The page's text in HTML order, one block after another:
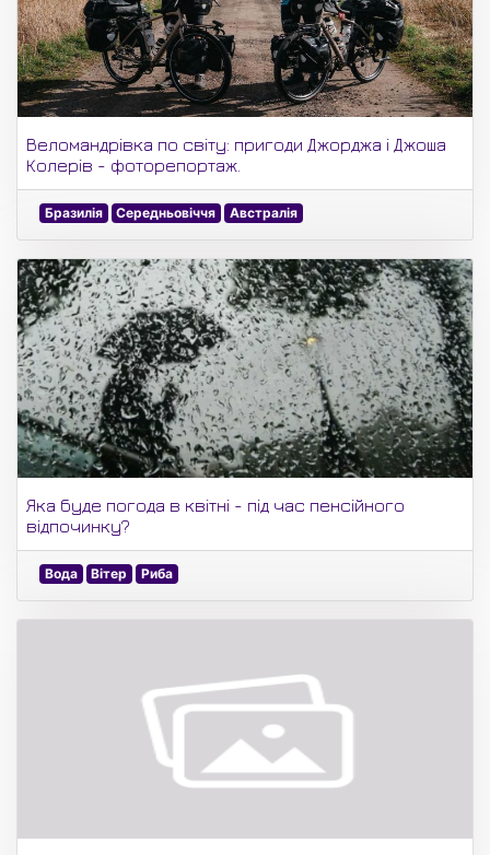
Веломандрівка по світу: пригоди Джорджа і Джоша
Колерів - фоторепортаж.
Бразилія Середньовіччя Австралія
Яка буде погода в квітні - під час пенсійного
відпочинку?
Вода Вітер Риба